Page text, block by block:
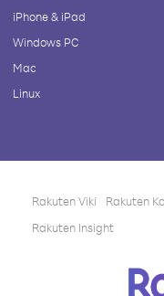
iPhone & iPad
Windows PC
Mac
Linux
Rakuten Viki Rakuten
Rakuten Insight